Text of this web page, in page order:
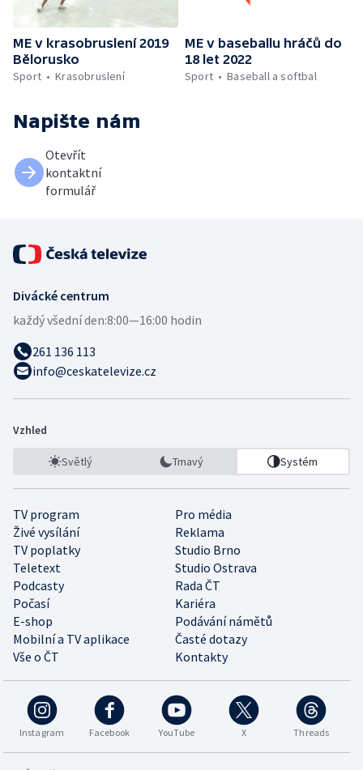
ME v krasobruslení 2019
Bělorusko
Sport
Krasobruslení
ME v baseballu hráčů do
18 let 2022
Sport
Baseball a softbal
Napište nám
Otevřít
kontaktní
formulář
Divácké centrum
každý všední den:8:00—16:00 hodin
261 136 113
info@ceskatelevize.cz
Vzhled
Světlý Tmavý Systém
TV program
Pro média
Živé vysílání
Reklama
TV poplatky
Studio Brno
Teletext
Studio Ostrava
Podcasty
Rada ČT
Počasí
Kariéra
E-shop
Podávání námětů
Mobilní a TV aplikace
Časté dotazy
Vše o ČT
Kontakty
Instagram Facebook YouTube X Threads